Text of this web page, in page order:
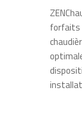
forfaits